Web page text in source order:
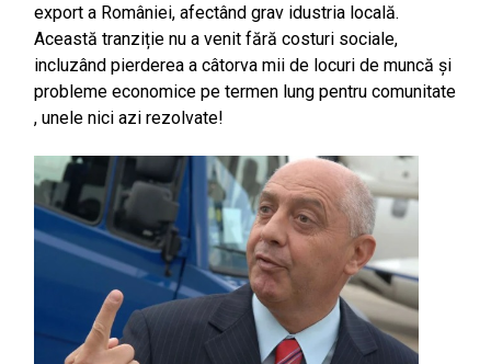
export a României, afectând grav idustria locală.​
Această tranziție nu a venit fără costuri sociale,
incluzând pierderea a câtorva mii de locuri de muncă și
probleme economice pe termen lung pentru comunitate​
, unele nici azi rezolvate!